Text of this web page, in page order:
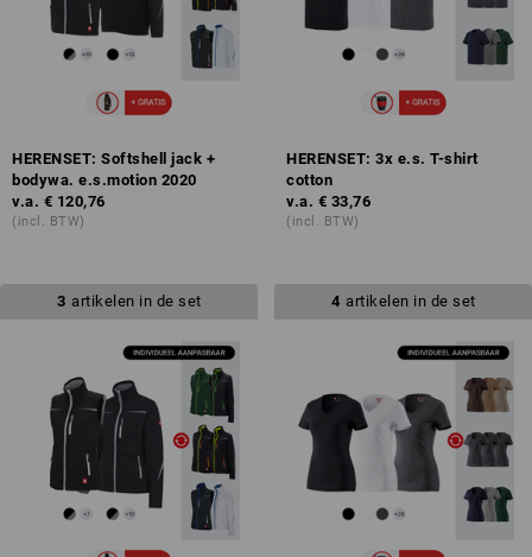
HERENSET: Softshell jack +
bodywa. e.s.motion 2020
v.a. € 120,76
(incl. BTW)
HERENSET: 3x e.s. T-shirt
cotton
v.a. € 33,76
(incl. BTW)
3 artikelen in de set 4 artikelen in de set